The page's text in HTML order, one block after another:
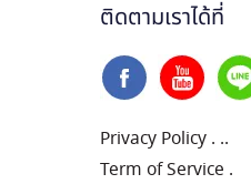
ติดตามเราได้ที่
Privacy Policy . ..
Term of Service .